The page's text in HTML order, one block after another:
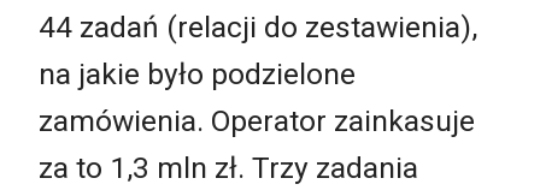
44 zadań (relacji do zestawienia),
na jakie było podzielone
zamówienia. Operator zainkasuje
za to 1,3 mln zł. Trzy zadania